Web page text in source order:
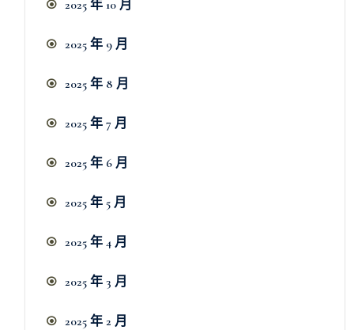
2025 年 10 月
2025 年 9 月
2025 年 8 月
2025 年 7 月
2025 年 6 月
2025 年 5 月
2025 年 4 月
2025 年 3 月
2025 年 2 月